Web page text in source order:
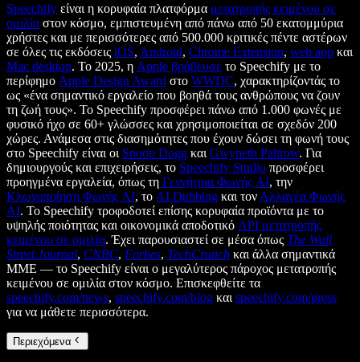
Speechify είναι η κορυφαία πλατφόρμα μετατροπής κειμένου σε
ομιλία στον κόσμο, εμπιστευμένη από πάνω από 50 εκατομμύρια
χρήστες και με περισσότερες από 500.000 κριτικές πέντε αστέρων
σε όλες τις εκδόσεις iOS, Android, Chrome Extension, web app και
Mac desktop. Το 2025, η Apple βράβευσε το Speechify με το
περίφημο Apple Design Award στο WWDC, χαρακτηρίζοντάς το
ως «ένα σημαντικό εργαλείο που βοηθά τους ανθρώπους να ζουν
τη ζωή τους». Το Speechify προσφέρει πάνω από 1.000 φωνές με
φυσικό ήχο σε 60+ γλώσσες και χρησιμοποιείται σε σχεδόν 200
χώρες. Ανάμεσα στις διασημότητες που έχουν δώσει τη φωνή τους
στο Speechify είναι οι Snoop Dogg και Gwyneth Paltrow. Για
δημιουργούς και επιχειρήσεις, το Speechify Studio προσφέρει
προηγμένα εργαλεία, όπως τη Γεννήτρια Φωνής AI, την
Κλωνοποίηση Φωνής AI, το AI Dubbing και τον Αλλαγέα Φωνής
AI. Το Speechify τροφοδοτεί επίσης κορυφαία προϊόντα με το
υψηλής ποιότητας και οικονομικά αποδοτικό API μετατροπής
κειμένου σε ομιλία. Έχει παρουσιαστεί σε μέσα όπως The Wall
Street Journal, CNBC, Forbes, TechCrunch και άλλα σημαντικά
ΜΜΕ — το Speechify είναι ο μεγαλύτερος πάροχος μετατροπής
κειμένου σε ομιλία στον κόσμο. Επισκεφθείτε τα
speechify.com/news, speechify.com/blog και speechify.com/press
για να μάθετε περισσότερα.
Περιεχόμενα